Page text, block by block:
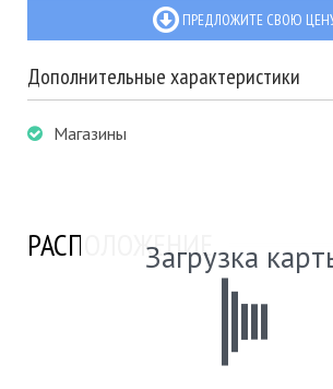
ПРЕДЛОЖИТЕ СВОЮ
Дополнительные характеристики
Магазины
РАСПОЛОЖЕНИЕ
Загрузка